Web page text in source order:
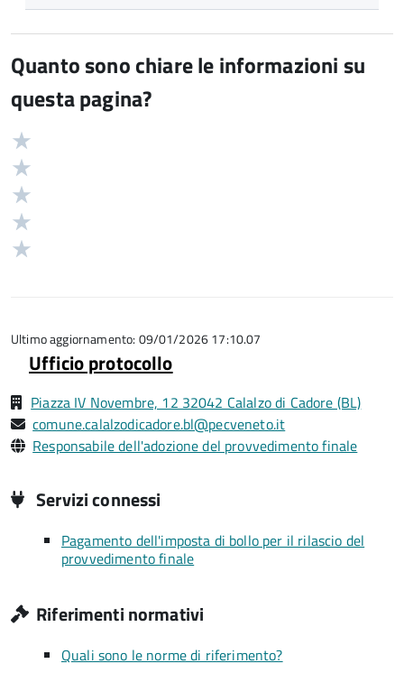
Quanto sono chiare le informazioni su
questa pagina?
Valutazione
5
Ultimo aggiornamento: 09/01/2026 17:10.07
Ufficio protocollo
Piazza IV Novembre, 12 32042 Calalzo di Cadore (BL)
comune.calalzodicadore.bl@pecveneto.it
Responsabile dell'adozione del provvedimento finale
Servizi connessi
Pagamento dell'imposta di bollo per il rilascio del
provvedimento finale
Riferimenti normativi
Quali sono le norme di riferimento?